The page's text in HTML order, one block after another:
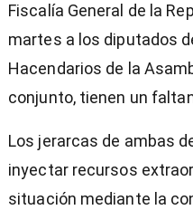
Fiscalía General de la
martes a los diputados
Hacendarios de la
conjunto, tienen un
Los jerarcas de ambas
inyectar recursos
situación mediante la